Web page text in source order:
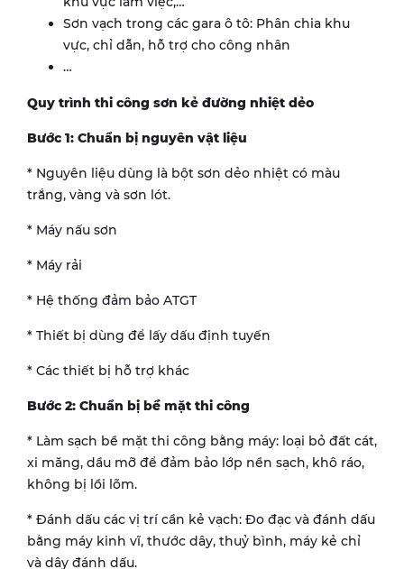
Sơn vạch trong các gara ô tô: Phân chia khu
vực, chỉ dẫn, hỗ trợ cho công nhân
…
Quy trình thi công sơn kẻ đường nhiệt dẻo
Bước 1: Chuẩn bị nguyên vật liệu
* Nguyên liệu dùng là bột sơn dẻo nhiệt có màu
trắng, vàng và sơn lót.
* Máy nấu sơn
* Máy rải
* Hệ thống đảm bảo ATGT
* Thiết bị dùng để lấy dấu định tuyến
* Các thiết bị hỗ trợ khác
Bước 2: Chuẩn bị bề mặt thi công
* Làm sạch bề mặt thi công bằng máy: loại bỏ đất cát,
xi măng, dầu mỡ để đảm bảo lớp nền sạch, khô ráo,
không bị lồi lõm.
* Đánh dấu các vị trí cần kẻ vạch: Đo đạc và đánh dấu
bằng máy kinh vĩ, thước dây, thuỷ bình, máy kẻ chỉ
và dây đánh dấu.